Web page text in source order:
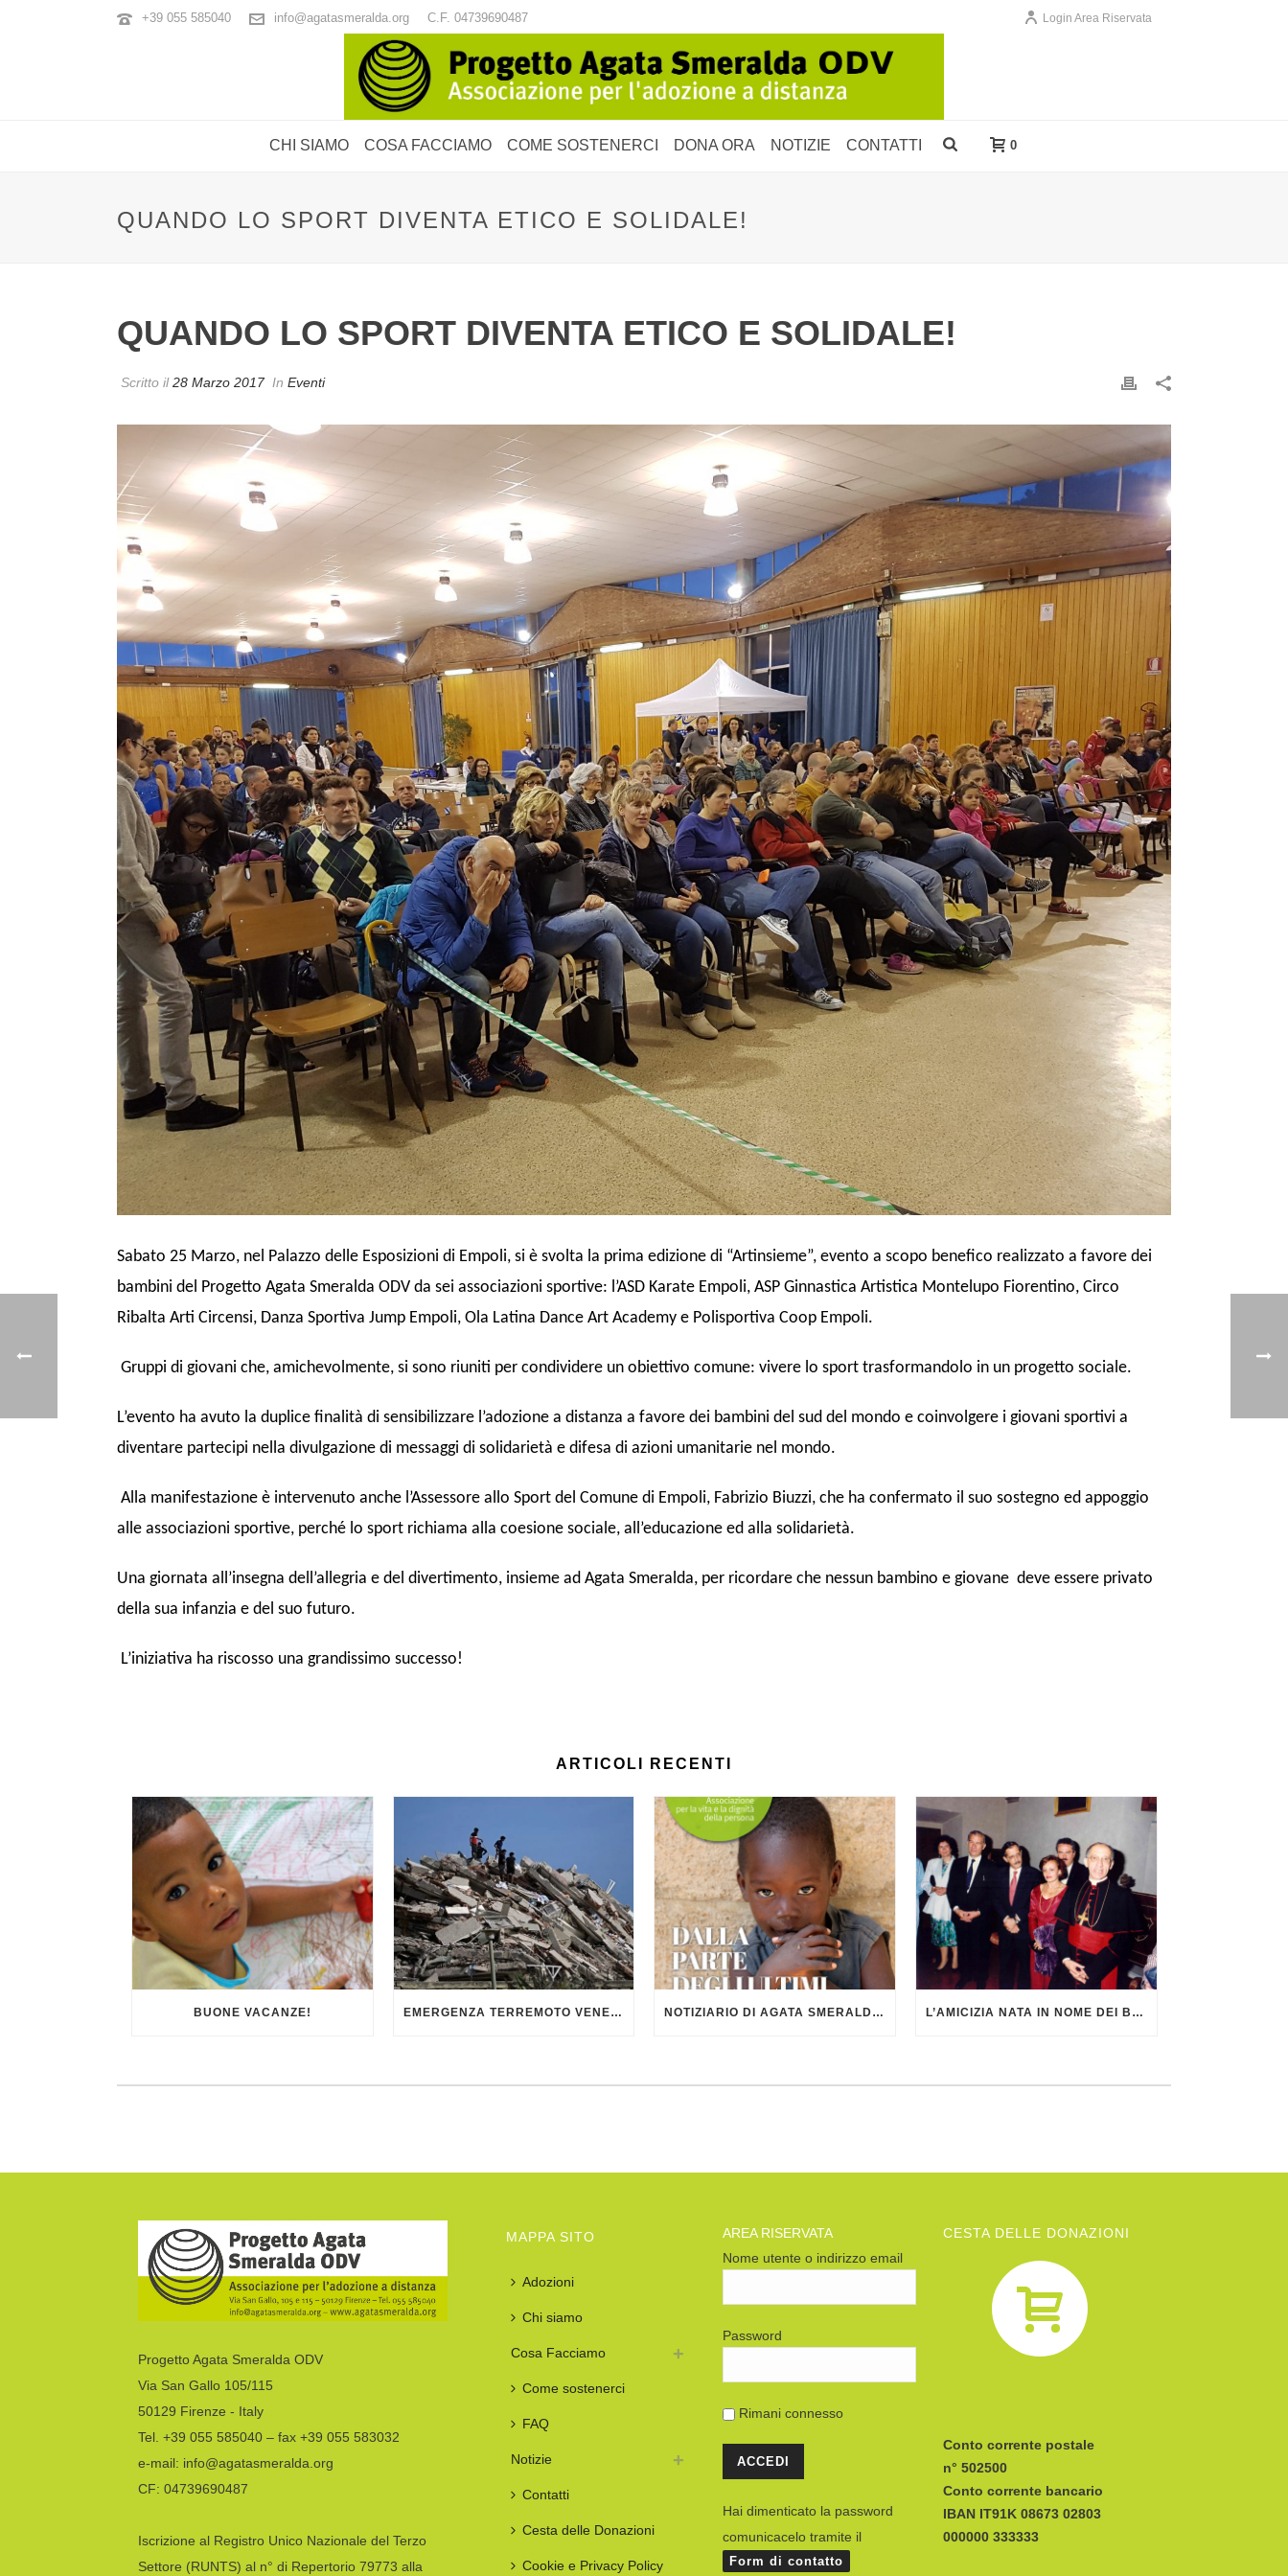
+39 055 585040 info@agatasmeralda.org C.F. 04739690487 Login Area Riservata
CHI SIAMO COSA FACCIAMO COME SOSTENERCI DONA ORA NOTIZIE CONTATTI 0
QUANDO LO SPORT DIVENTA ETICO E SOLIDALE!
QUANDO LO SPORT DIVENTA ETICO E SOLIDALE!
Scritto il28 Marzo 2017 In Eventi
Sabato 25 Marzo, nel Palazzo delle Esposizioni di Empoli, si è svolta la prima edizione di “Artinsieme”, evento a scopo benefico realizzato a favore dei
bambini del Progetto Agata Smeralda ODV da sei associazioni sportive: l’ASD Karate Empoli, ASP Ginnastica Artistica Montelupo Fiorentino, Circo
Ribalta Arti Circensi, Danza Sportiva Jump Empoli, Ola Latina Dance Art Academy e Polisportiva Coop Empoli.
Gruppi di giovani che, amichevolmente, si sono riuniti per condividere un obiettivo comune: vivere lo sport trasformandolo in un progetto sociale.
L’evento ha avuto la duplice finalità di sensibilizzare l’adozione a distanza a favore dei bambini del sud del mondo e coinvolgere i giovani sportivi a
diventare partecipi nella divulgazione di messaggi di solidarietà e difesa di azioni umanitarie nel mondo.
Alla manifestazione è intervenuto anche l’Assessore allo Sport del Comune di Empoli, Fabrizio Biuzzi, che ha confermato il suo sostegno ed appoggio
alle associazioni sportive, perché lo sport richiama alla coesione sociale, all’educazione ed alla solidarietà.
Una giornata all’insegna dell’allegria e del divertimento, insieme ad Agata Smeralda, per ricordare che nessun bambino e giovane deve essere privato
della sua infanzia e del suo futuro.
L’iniziativa ha riscosso una grandissimo successo!
ARTICOLI RECENTI
BUONE VACANZE! EMERGENZA TERREMOTO VENEZUELA NOTIZIARIO DI AGATA SMERALDA DI GIUGNO 2026 L’AMICIZIA NATA IN NOME DEI BAMBINI
Progetto Agata Smeralda ODV
Via San Gallo 105/115
50129 Firenze - Italy
Tel. +39 055 585040 – fax +39 055 583032
e-mail: info@agatasmeralda.org
CF: 04739690487
Iscrizione al Registro Unico Nazionale del Terzo
Settore (RUNTS) al n° di Repertorio 79773 alla
MAPPA SITO
Adozioni
Chi siamo
Cosa Facciamo
Come sostenerci
FAQ
Notizie
Contatti
Cesta delle Donazioni
Cookie e Privacy Policy
AREA RISERVATA
Nome utente o indirizzo email
Password
Rimani connesso
Hai dimenticato la password
comunicacelo tramite il
Form di contatto
CESTA DELLE DONAZIONI
Conto corrente postale
n° 502500
Conto corrente bancario
IBAN